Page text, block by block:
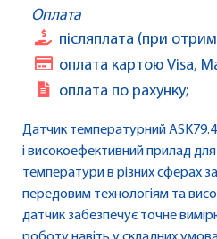
Оплата
післяплата (при
оплата картою Visa,
оплата по рахунку;
Датчик температурний ASK79.4
і високоефективний прилад
температури в різних сферах
передовим технологіям та
датчик забезпечує точне